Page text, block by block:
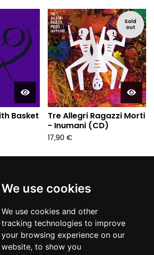
We use cookies
We use cookies and other
tracking technologies to improve
your browsing experience on our
website, to show you
Basket
Sold
out
Tre Allegri Ragazzi Morti
- Inumani (CD)
17,90 €